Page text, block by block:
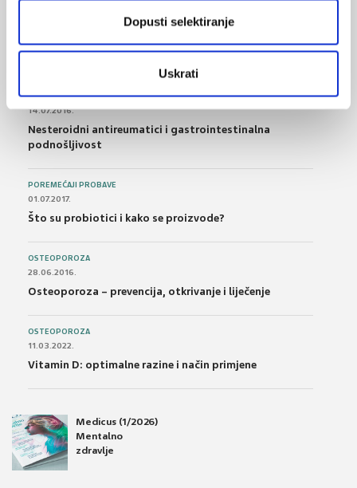
Dopusti selektiranje
Uskrati
Bolna leđa - medicinske vježbe (nove smjernice)
FARMAKOLOGIJA
14.07.2016.
Nesteroidni antireumatici i gastrointestinalna
podnošljivost
POREMEĆAJI PROBAVE
01.07.2017.
Što su probiotici i kako se proizvode?
OSTEOPOROZA
28.06.2016.
Osteoporoza – prevencija, otkrivanje i liječenje
OSTEOPOROZA
11.03.2022.
Vitamin D: optimalne razine i način primjene
Medicus (1/2026)
Mentalno
zdravlje